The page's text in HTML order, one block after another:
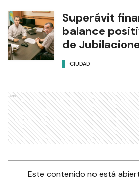
Superávit
balance
de
CIUDAD
Ads
Este contenido no está